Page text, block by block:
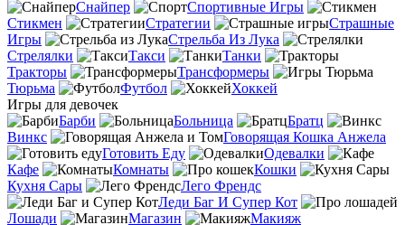
Снайпер
Спортивные Игры
Стикмен
Стратегии
Страшные
Игры
Стрельба Из Лука
Стрелялки
Такси
Танки
Тракторы
Трансформеры
Тюрьма
Футбол
Хоккей
Игры для девочек
Барби
Больница
Братц
Винкс
Говорящая Кошка Анжела
Готовить Еду
Одевалки
Кафе
Комнаты
Кошки
Кухня Сары
Лего Френдс
Леди Баг И Супер Кот
Лошади
Магазин
Макияж